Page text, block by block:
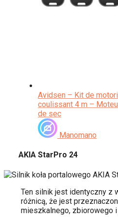
Avidsen – Kit de
coulissant 4 m –
de sec
Manomano
AKIA StarPro 24
Ten silnik jest identyczny z
różnicą, że jest
mieszkalnego, zbiorowego